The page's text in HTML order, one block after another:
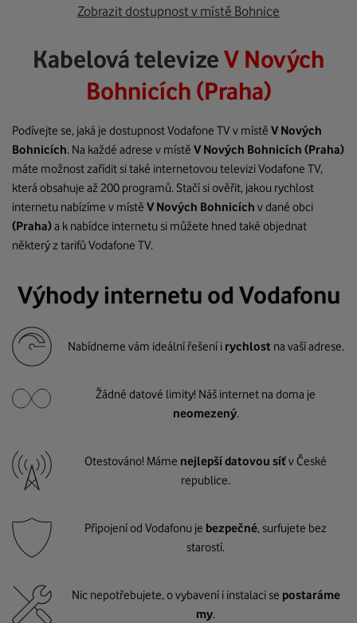
Zobrazit dostupnost v místě Bohnice
Kabelová televizeV Nových
Bohnicích (Praha)
Podívejte se, jaká je dostupnost Vodafone TV v místě V Nových
Bohnicích. Na každé adrese v místě V Nových Bohnicích (Praha)
máte možnost zařídit si také internetovou televizi Vodafone TV,
která obsahuje až 200 programů. Stačí si ověřit, jakou rychlost
internetu nabízíme v místě V Nových Bohnicích v dané obci
(Praha)a k nabídce internetu si můžete hned také objednat
některý z tarifů Vodafone TV.
Výhody internetu od Vodafonu
Nabídneme vám ideální řešení i rychlost na vaší adrese.
Žádné datové limity! Náš internet na doma je
neomezený.
Otestováno! Máme nejlepší datovou síťv České
republice.
Připojení od Vodafonu je bezpečné, surfujete bez
starostí.
Nic nepotřebujete, o vybavení i instalaci se postaráme
my.